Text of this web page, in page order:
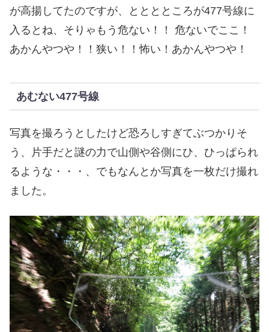
が高揚してたのですが、とととところが477号線に
入るとね、そりゃもう危ない！！ 危ないでここ！
あかんやつや！！狭い！！怖い！あかんやつや！
あむない477号線
写真を撮ろうとしたけど恐ろしすぎてぶつかりそ
う、片手だと謎の力で山側や谷側にひ、ひっぱられ
るような・・・、でもなんとか写真を一枚だけ撮れ
ました。